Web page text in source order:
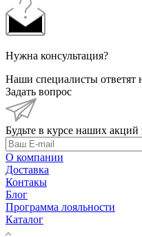
Нужна консультация?
Наши специалисты
Задать вопрос
Будьте в курсе наших акций
О компании
Доставка
Контакы
Блог
Программа лояльности
Каталог